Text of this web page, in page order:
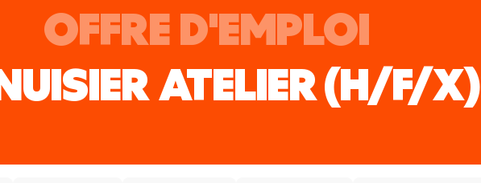
OFFRE D'EMPLOI
ATELIER(H/F/X)